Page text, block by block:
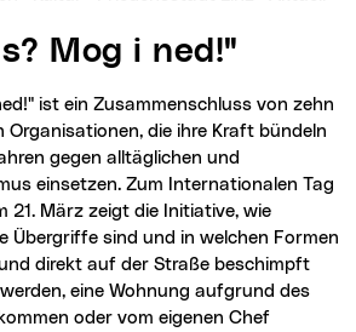
Mog i ned!"
Organisationen, die ihre Kraft bündeln
gegen alltäglichen und
einsetzen. Zum Internationalen Tag
21. März zeigt die Initiative, wie
Übergriffe sind und in welchen Formen
direkt auf der Straße beschimpft
eine Wohnung aufgrund des
oder vom eigenen Chef